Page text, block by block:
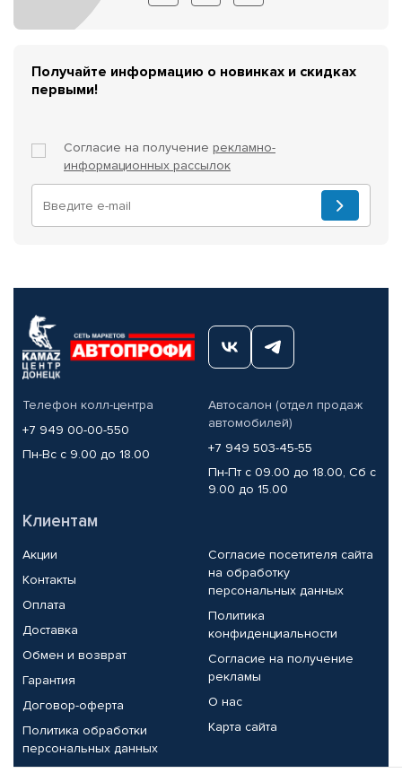
Получайте информацию о новинках и скидках
первыми!
Согласие на получение рекламно-
информационных рассылок
Телефон колл-центра
+7 949 00-00-550
Пн-Вс с 9.00 до 18.00
Автосалон (отдел продаж
автомобилей)
+7 949 503-45-55
Пн-Пт с 09.00 до 18.00, Сб с
9.00 до 15.00
Клиентам
Акции
Контакты
Оплата
Доставка
Обмен и возврат
Гарантия
Договор-оферта
Политика обработки
персональных данных
Согласие посетителя сайта
на обработку
персональных данных
Политика
конфиденциальности
Согласие на получение
рекламы
О нас
Карта сайта